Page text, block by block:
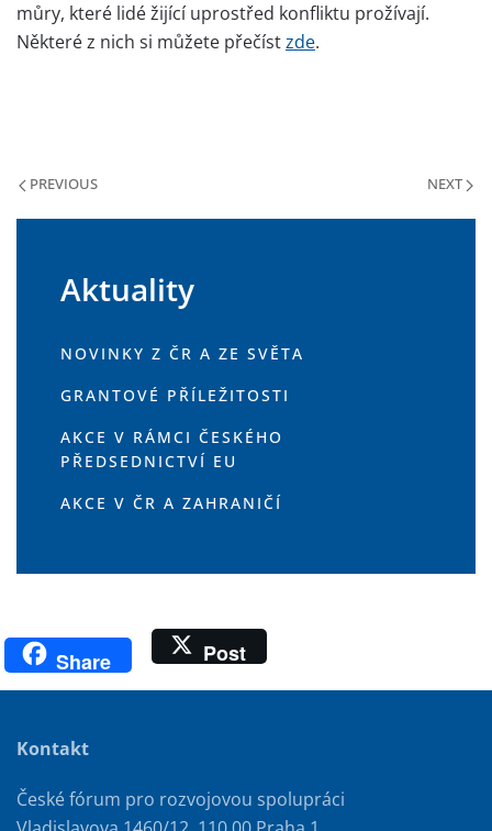
můry, které lidé žijící uprostřed konfliktu prožívají.
Některé z nich si můžete přečístzde.
PREVIOUS NEXT
Aktuality
NOVINKY Z ČR A ZE SVĚTA
GRANTOVÉ PŘÍLEŽITOSTI
AKCE V RÁMCI ČESKÉHO
PŘEDSEDNICTVÍ EU
AKCE V ČR A ZAHRANIČÍ
Share Post
Kontakt
České fórum pro rozvojovou spolupráci